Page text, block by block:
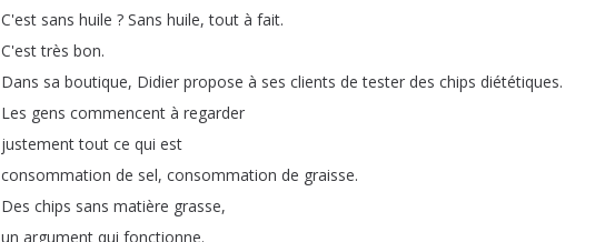
C'est sans huile ? Sans huile,tout à fait.
C'est très bon.
Dans sa boutique, Didier propose à ses clients de tester des chips diététiques.
Les gens commencent à regarder
justement tout ce qui est
consommation de sel, consommation de graisse.
Des chips sans matière grasse,
un argument qui fonctionne.